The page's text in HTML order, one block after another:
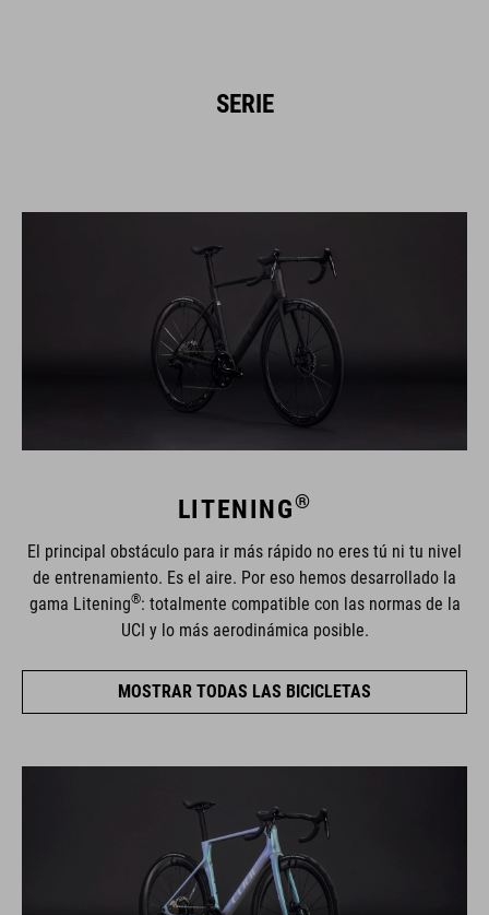
SERIE
LITENING®
El principal obstáculo para ir más rápido no eres tú ni tu nivel
de entrenamiento. Es el aire. Por eso hemos desarrollado la
gama Litening®: totalmente compatible con las normas de la
UCI y lo más aerodinámica posible.
MOSTRAR TODAS LAS BICICLETAS